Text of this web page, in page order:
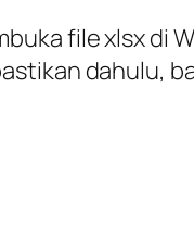
file xlsx di
dahulu,